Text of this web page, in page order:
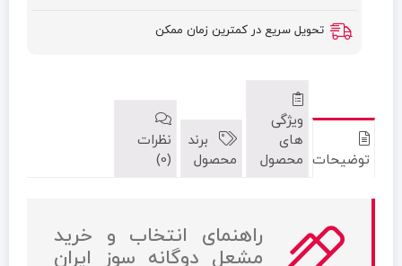
تحویل سریع در کمترین زمان ممکن
توضیحات
ویژگی
های
محصول
برند
محصول
نظرات
(0)
راهنمای انتخاب و خرید
مشعل دوگانه سوز ایران